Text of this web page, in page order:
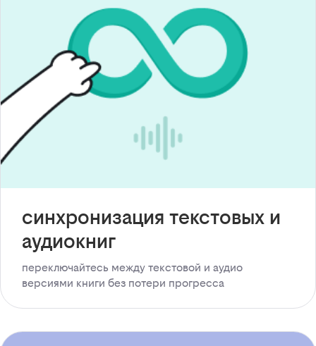
синхронизация текстовых и
аудиокниг
переключайтесь между текстовой и аудио
версиями книги без потери прогресса